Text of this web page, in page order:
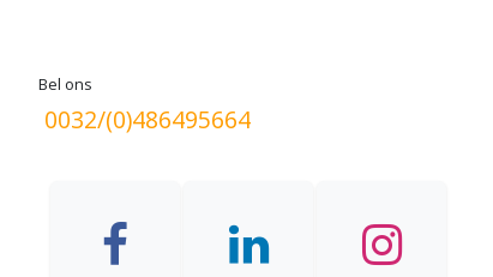
Bel ons
0032/(0)486495664